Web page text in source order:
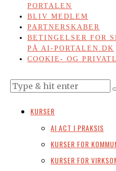
PORTALEN
BLIV MEDLEM
PARTNERSKABER
BETINGELSER FOR
PÅ AI-PORTALEN.DK
COOKIE- OG
KURSER
AI ACT I PRAKSIS
KURSER FOR
KURSER FOR